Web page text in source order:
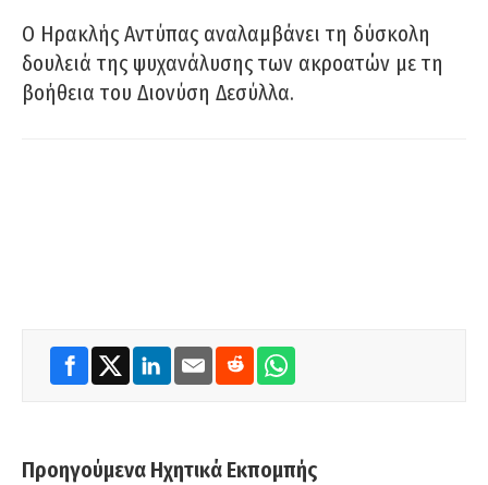
Ο Ηρακλής Αντύπας αναλαμβάνει τη δύσκολη
δουλειά της ψυχανάλυσης των ακροατών με τη
βοήθεια του Διονύση Δεσύλλα.
Προηγούμενα Ηχητικά Εκπομπής